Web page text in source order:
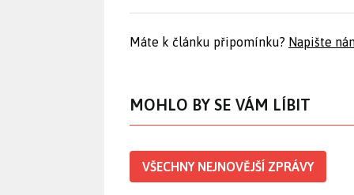
Máte k článku připomínku? Napište
MOHLO BY SE VÁM LÍBIT
VŠECHNY NEJNOVĚJŠÍ ZPRÁVY